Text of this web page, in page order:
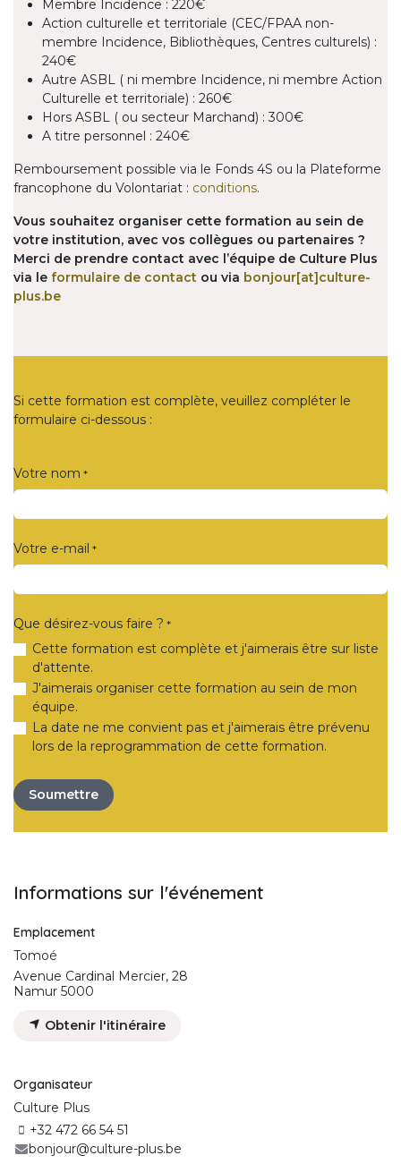
Membre Incidence : 220€
Action culturelle et territoriale (CEC/FPAA non-
membre Incidence, Bibliothèques, Centres culturels) :
240€
Autre ASBL ( ni membre Incidence, ni membre Action
Culturelle et territoriale) : 260€
Hors ASBL ( ou secteur Marchand) : 300€
A titre personnel : 240€
Remboursement possible via le Fonds 4S ou la Plateforme
francophone du Volontariat : conditions.
Vous souhaitez organiser cette formation au sein de
votre institution, avec vos collègues ou partenaires ?
Merci de prendre contact avec l’équipe de Culture Plus
via le formulaire de contact ou via bonjour[at]culture-
plus.be
Si cette formation est complète, veuillez compléter le
formulaire ci-dessous :
Votre nom *
Votre e-mail *
Que désirez-vous faire ? *
Cette formation est complète et j'aimerais être sur liste
d'attente.
J'aimerais organiser cette formation au sein de mon
équipe.
La date ne me convient pas et j'aimerais être prévenu
lors de la reprogrammation de cette formation.
Soumettre
Informations sur l'événement
Emplacement
Tomoé
Avenue Cardinal Mercier, 28
Namur 5000
Obtenir l'itinéraire
Organisateur
Culture Plus
+32 472 66 54 51
bonjour@culture-plus.be